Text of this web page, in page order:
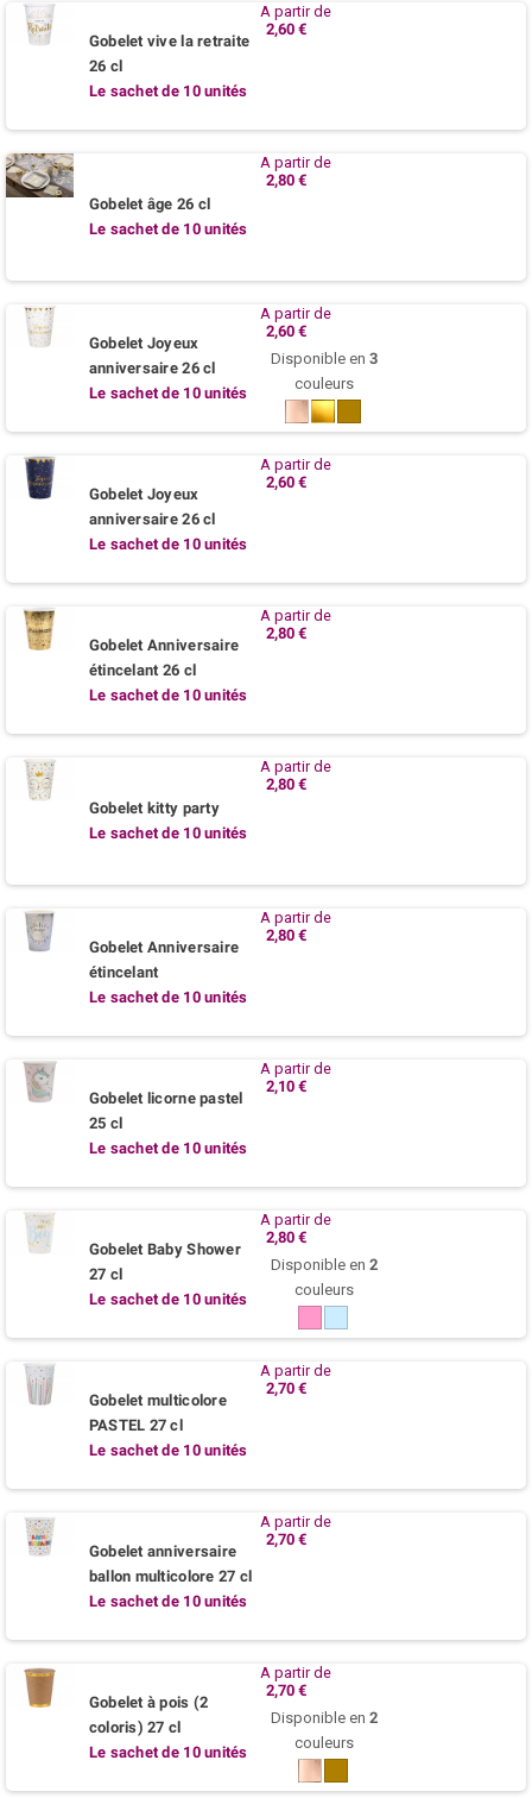
Gobelet vive la retraite
26 cl
Le sachet de 10 unités
A partir de
2,60 €
Gobelet âge 26 cl
Le sachet de 10 unités
A partir de
2,80 €
Gobelet Joyeux
anniversaire 26 cl
Le sachet de 10 unités
A partir de
2,60 €
Disponible en 3
couleurs
Rose
gold
Or
nature
Gobelet Joyeux
anniversaire 26 cl
Le sachet de 10 unités
A partir de
2,60 €
Gobelet Anniversaire
étincelant 26 cl
Le sachet de 10 unités
A partir de
2,80 €
Gobelet kitty party
Le sachet de 10 unités
A partir de
2,80 €
Gobelet Anniversaire
étincelant
Le sachet de 10 unités
A partir de
2,80 €
Gobelet licorne pastel
25 cl
Le sachet de 10 unités
A partir de
2,10 €
Gobelet Baby Shower
27 cl
Le sachet de 10 unités
A partir de
2,80 €
Disponible en 2
couleurs
azur
Gobelet multicolore
PASTEL 27 cl
Le sachet de 10 unités
A partir de
2,70 €
Gobelet anniversaire
ballon multicolore 27 cl
Le sachet de 10 unités
A partir de
2,70 €
Gobelet à pois (2
coloris) 27 cl
Le sachet de 10 unités
A partir de
2,70 €
Disponible en 2
couleurs
Rose
goldnature